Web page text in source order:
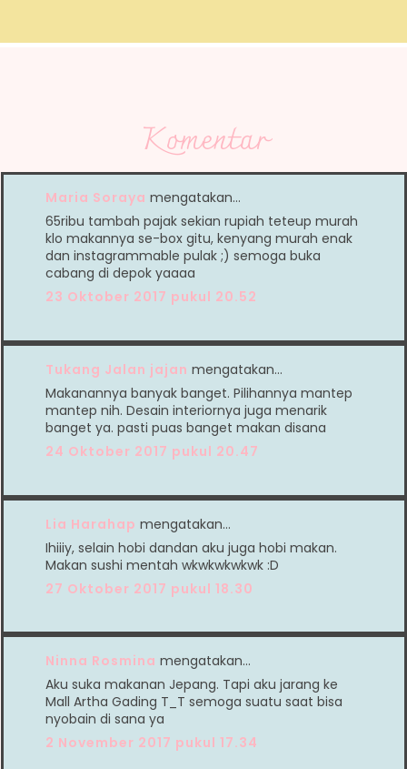
Komentar
Maria Soraya mengatakan…
65ribu tambah pajak sekian rupiah teteup murah
klo makannya se-box gitu, kenyang murah enak
dan instagrammable pulak ;) semoga buka
cabang di depok yaaaa
23 Oktober 2017 pukul 20.52
Tukang Jalan jajan mengatakan…
Makanannya banyak banget. Pilihannya mantep
mantep nih. Desain interiornya juga menarik
banget ya. pasti puas banget makan disana
24 Oktober 2017 pukul 20.47
Lia Harahap mengatakan…
Ihiiiy, selain hobi dandan aku juga hobi makan.
Makan sushi mentah wkwkwkwkwk :D
27 Oktober 2017 pukul 18.30
Ninna Rosmina mengatakan…
Aku suka makanan Jepang. Tapi aku jarang ke
Mall Artha Gading T_T semoga suatu saat bisa
nyobain di sana ya
2 November 2017 pukul 17.34